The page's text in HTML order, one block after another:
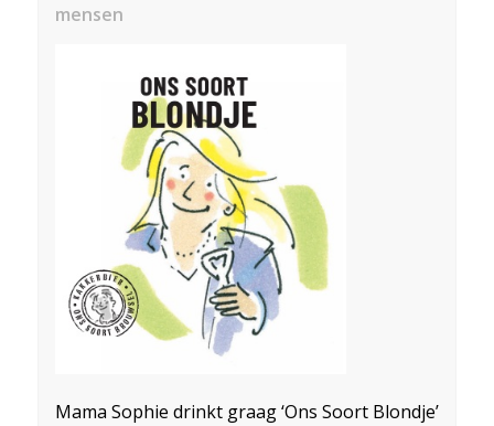
mensen
Mama Sophie drinkt graag ‘Ons Soort Blondje’